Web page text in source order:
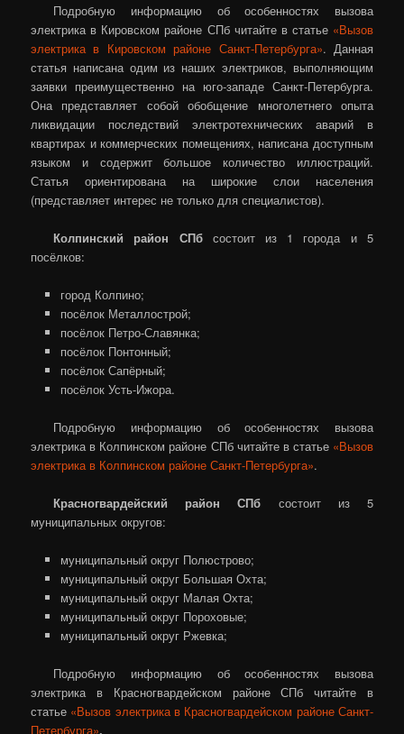
Подробную информацию об особенностях вызова
электрика в Кировском районе СПб читайте в статье «Вызов
электрика в Кировском районе Санкт-Петербурга». Данная
статья написана одим из наших электриков, выполняющим
заявки преимущественно на юго-западе Санкт-Петербурга.
Она представляет собой обобщение многолетнего опыта
ликвидации последствий электротехнических аварий в
квартирах и коммерческих помещениях, написана доступным
языком и содержит большое количество иллюстраций.
Статья ориентирована на широкие слои населения
(представляет интерес не только для специалистов).
Колпинский район СПбсостоит из 1 города и 5
посёлков:
город Колпино;
посёлок Металлострой;
посёлок Петро-Славянка;
посёлок Понтонный;
посёлок Сапёрный;
посёлок Усть-Ижора.
Подробную информацию об особенностях вызова
электрика в Колпинском районе СПб читайте в статье «Вызов
электрика в Колпинском районе Санкт-Петербурга».
Красногвардейский район СПб состоит из 5
муниципальных округов:
муниципальный округ Полюстрово;
муниципальный округ Большая Охта;
муниципальный округ Малая Охта;
муниципальный округ Пороховые;
муниципальный округ Ржевка;
Подробную информацию об особенностях вызова
электрика в Красногвардейском районе СПб читайте в
статье «Вызов электрика в Красногвардейском районе Санкт-
Петербурга».